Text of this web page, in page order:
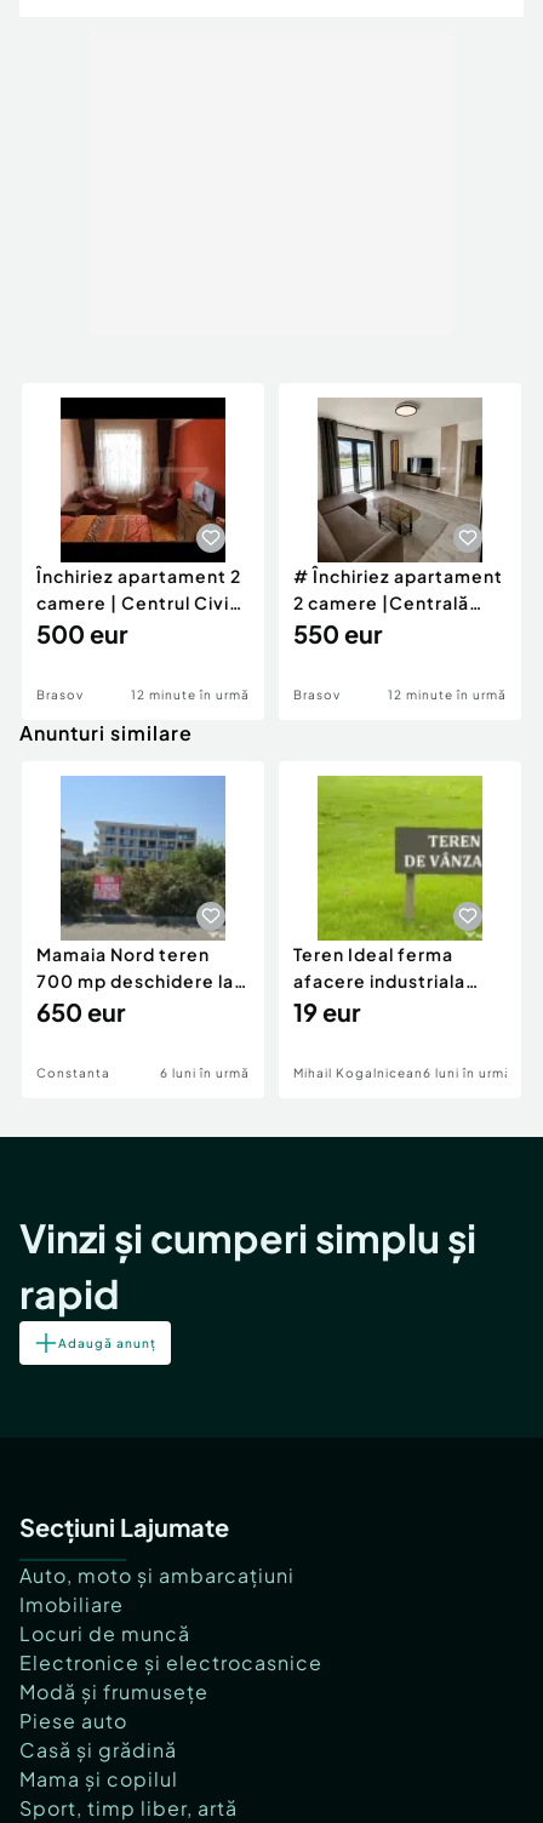
Închiriez apartament 2
camere | Centrul Civic
– Bulevard
500 eur
Brasov 12 minute în urmă
# Închiriez apartament
2 camere |Centrală
proprie | Balcon
550 eur
Brasov 12 minute în urmă
Anunturi similare
Mamaia Nord teren
700 mp deschidere la
D24 si D25
650 eur
Constanta 6 luni în urmă
Teren Ideal ferma
afacere industriala
deschidere 71 ml la
19 eur
Mihail Kogalniceanu6 luni în urmă
Vinzi și cumperi simplu și
rapid
Adaugă anunț
Secțiuni Lajumate
Auto, moto și ambarcațiuni
Imobiliare
Locuri de muncă
Electronice și electrocasnice
Modă și frumusețe
Piese auto
Casă și grădină
Mama și copilul
Sport, timp liber, artă